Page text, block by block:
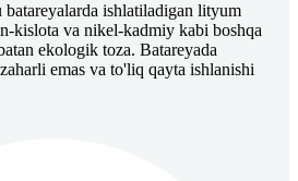
ishlatiladigan lityum
kislota va nikel-kadmiy kabi boshqa
ekologik toza. Batareyada
emas va to'liq qayta ishlanishi